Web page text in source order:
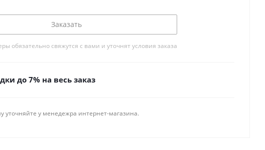
Заказать
обязательно свяжутся с вами и уточнят условия заказа
до 7% на весь заказ
уточняйте у менедежра интернет-магазина.